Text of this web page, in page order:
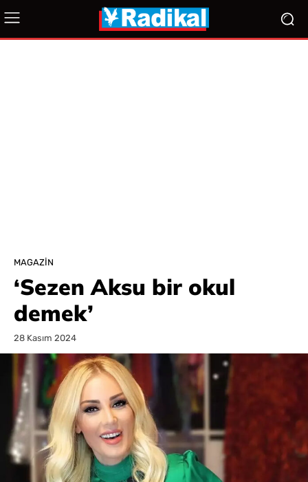
MAGAZIN
‘Sezen Aksu bir okul
demek’
28 Kasım 2024